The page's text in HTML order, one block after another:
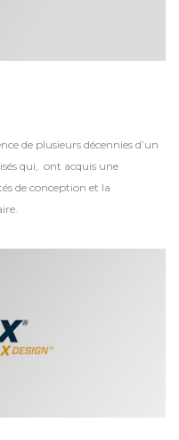
de plusieurs décennies d’un
qui, ont acquis une
de conception et la